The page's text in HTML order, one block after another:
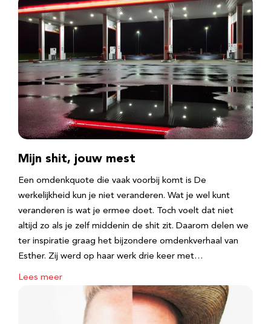
Mijn shit, jouw mest
Een omdenkquote die vaak voorbij komt is De
werkelijkheid kun je niet veranderen. Wat je wel kunt
veranderen is wat je ermee doet. Toch voelt dat niet
altijd zo als je zelf middenin de shit zit. Daarom delen we
ter inspiratie graag het bijzondere omdenkverhaal van
Esther. Zij werd op haar werk drie keer met…
Lees meer